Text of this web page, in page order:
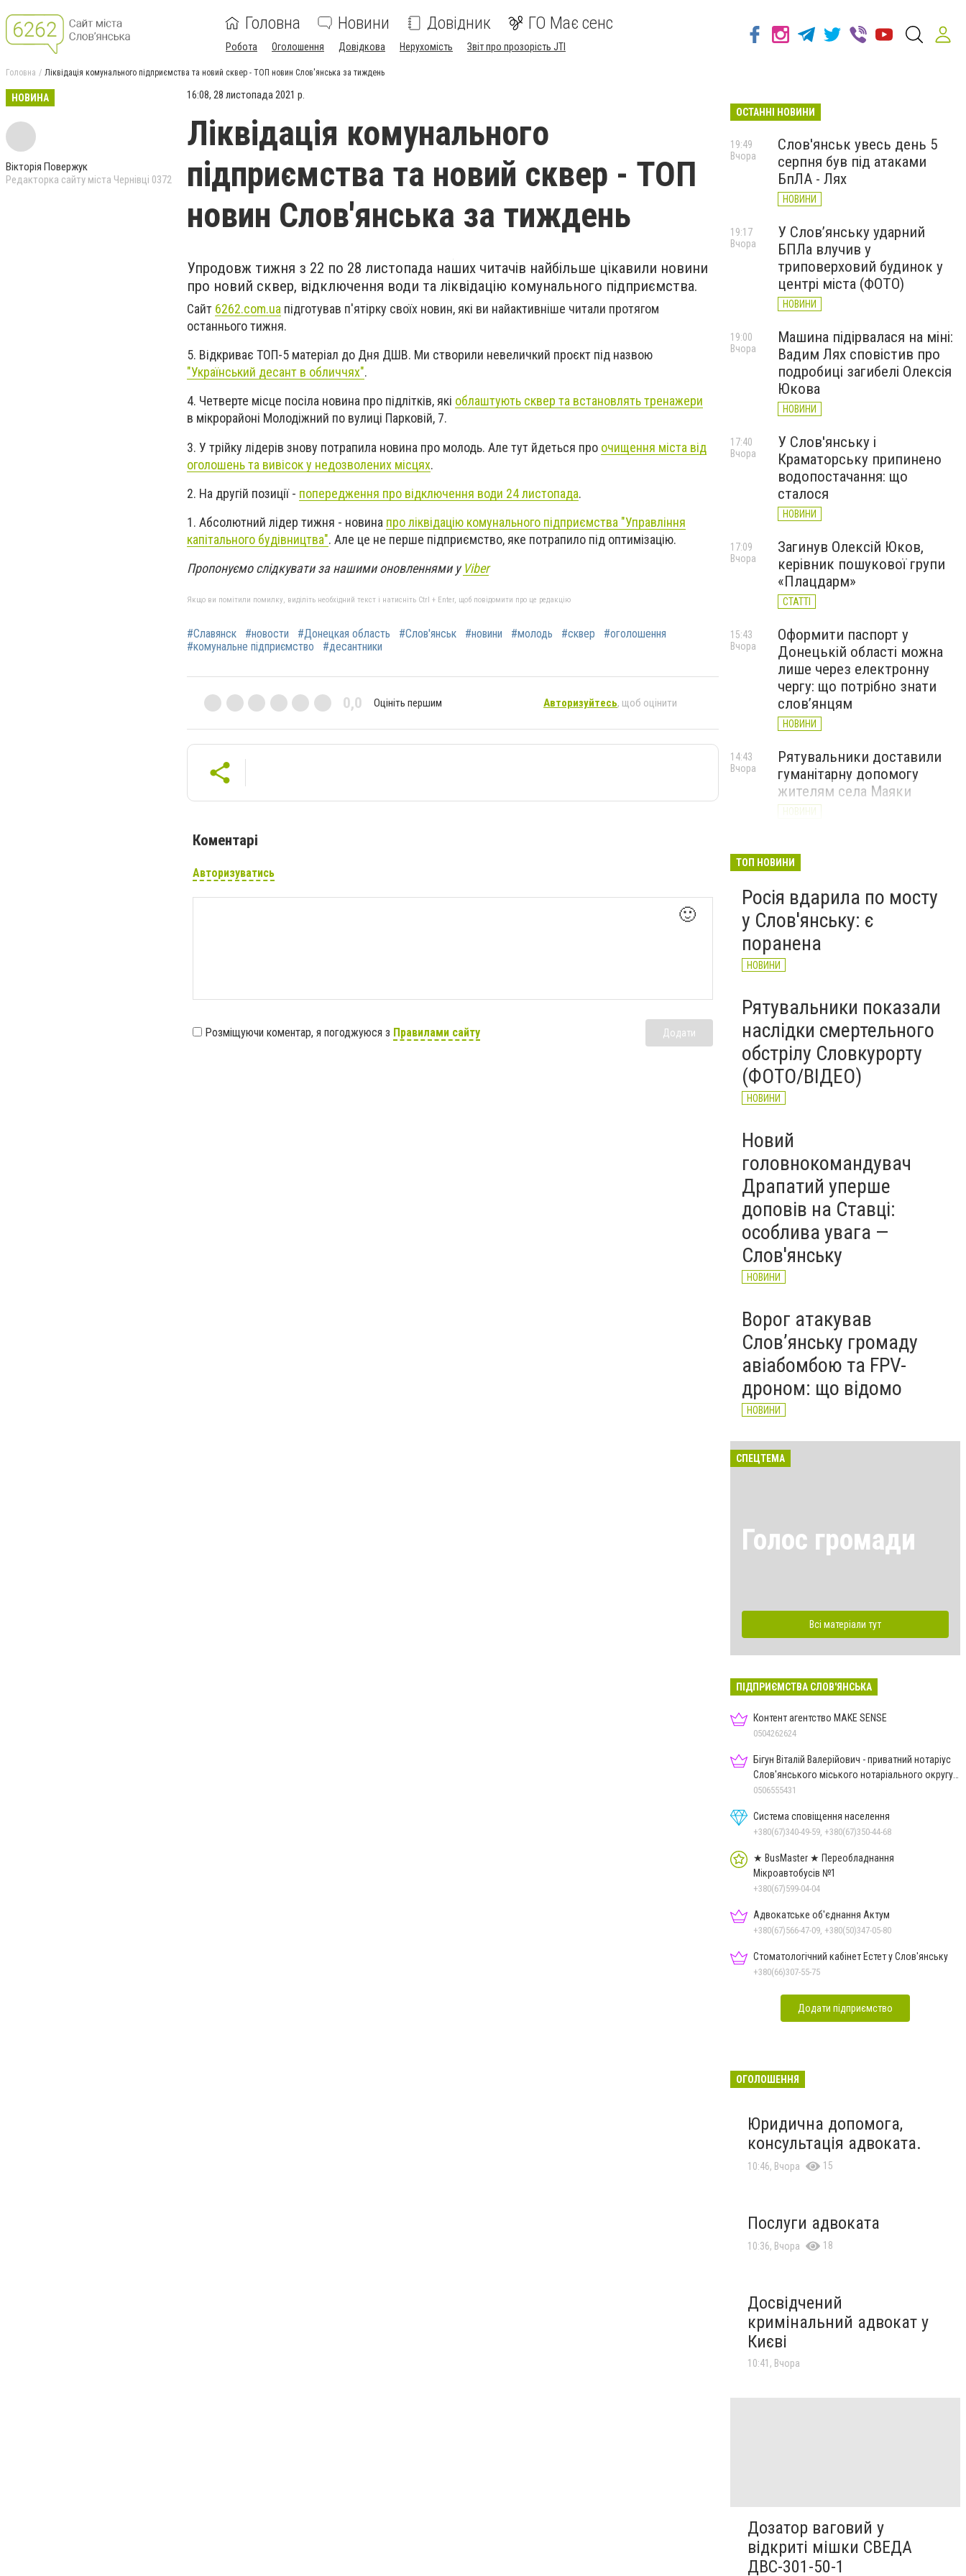
Головна Новини Довідник ГО Має сенс
Робота Оголошення Довідкова Нерухомість Звіт про прозорість JTI
Головна Ліквідація комунального підприємства та новий сквер - ТОП новин Слов'янська за тиждень
НОВИНА
Вікторія Повержук
Редакторка сайту міста Чернівці 0372
16:08, 28 листопада 2021 р.
Ліквідація комунального
підприємства та новий сквер - ТОП
новин Слов'янська за тиждень
Упродовж тижня з 22 по 28 листопада наших читачів найбільше цікавили новини
про новий сквер, відключення води та ліквідацію комунального підприємства.
Сайт 6262.com.ua підготував п'ятірку своїх новин, які ви найактивніше читали протягом
останнього тижня.
5. Відкриває ТОП-5 матеріал до Дня ДШВ. Ми створили невеличкий проєкт під назвою
"Український десант в обличчях".
4. Четверте місце посіла новина про підлітків, які облаштують сквер та встановлять тренажери
в мікрорайоні Молодіжний по вулиці Парковій, 7.
3. У трійку лідерів знову потрапила новина про молодь. Але тут йдеться про очищення міста від
оголошень та вивісок у недозволених місцях.
2. На другій позиції - попередження про відключення води 24 листопада.
1. Абсолютний лідер тижня - новина про ліквідацію комунального підприємства "Управління
капітального будівництва". Але це не перше підприємство, яке потрапило під оптимізацію.
Пропонуємо слідкувати за нашими оновленнями уViber
Якщо ви помітили помилку, виділіть необхідний текст і натисніть Ctrl + Enter, щоб повідомити про це редакцію
#Славянск #новости #Донецкая область #Слов'янськ #новини #молодь #сквер
#оголошення
#комунальне підприємство
#десантники
0,0 Оцініть першим Авторизуйтесь, щоб оцінити
Коментарі
Авторизуватись
🙂
Розміщуючи коментар, я погоджуюся з Правилами сайту Додати
ОСТАННІ НОВИНИ
Слов'янськ увесь день 5
серпня був під атаками
БпЛА - Лях
НОВИНИ
19:49
Вчора
У Слов’янську ударний
БПЛа влучив у
триповерховий будинок у
центрі міста (ФОТО)
НОВИНИ
19:17
Вчора
Машина підірвалася на міні:
Вадим Лях сповістив про
подробиці загибелі Олексія
Юкова
НОВИНИ
19:00
Вчора
У Слов'янську і
Краматорську припинено
водопостачання: що
сталося
НОВИНИ
17:40
Вчора
Загинув Олексій Юков,
керівник пошукової групи
«Плацдарм»
СТАТТІ
17:09
Вчора
Оформити паспорт у
Донецькій області можна
лише через електронну
чергу: що потрібно знати
слов’янцям
НОВИНИ
15:43
Вчора
Рятувальники доставили
гуманітарну допомогу
жителям села Маяки
НОВИНИ
14:43
Вчора
онлайн-акція до Дня молоді
Вчора
ТОП НОВИНИ
Росія вдарила по мосту
у Слов'янську: є
поранена
НОВИНИ
Рятувальники показали
наслідки смертельного
обстрілу Словкурорту
(ФОТО/ВІДЕО)
НОВИНИ
Новий
головнокомандувач
Драпатий уперше
доповів на Ставці:
особлива увага —
Слов'янську
НОВИНИ
Ворог атакував
Слов’янську громаду
авіабомбою та FPV-
дроном: що відомо
НОВИНИ
СПЕЦТЕМА
Голос громади
Всі матеріали тут
ПІДПРИЄМСТВА СЛОВ'ЯНСЬКА
Контент агентство MAKE SENSE
0504262624
Бігун Віталій Валерійович - приватний нотаріус
Слов'янського міського нотаріального округу
Дон.обл.
0506555431
Система сповіщення населення
+380(67)340-49-59, +380(67)350-44-68
★ BusMaster ★ Переобладнання
Мікроавтобусів №1
+380(67)599-04-04
Адвокатське об'єднання Актум
+380(67)566-47-09, +380(50)347-05-80
Стоматологічний кабінет Естет у Слов'янську
+380(66)307-55-75
Додати підприємство
ОГОЛОШЕННЯ
Юридична допомога,
консультація адвоката.
10:46, Вчора 15
Послуги адвоката
10:36, Вчора 18
Досвідчений
кримінальний адвокат у
Києві
10:41, Вчора
Дозатор ваговий у
відкриті мішки СВЕДА
ДВС-301-50-1